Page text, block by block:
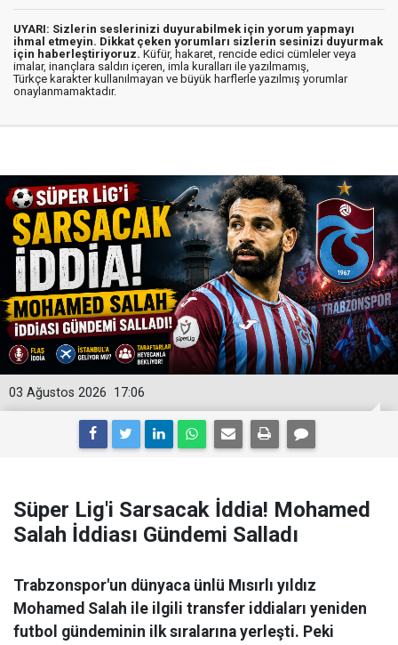
UYARI: Sizlerin seslerinizi duyurabilmek için yorum yapmayı
ihmal etmeyin. Dikkat çeken yorumları sizlerin sesinizi duyurmak
için haberleştiriyoruz. Küfür, hakaret, rencide edici cümleler veya
imalar, inançlara saldırı içeren, imla kuralları ile yazılmamış,
Türkçe karakter kullanılmayan ve büyük harflerle yazılmış yorumlar
onaylanmamaktadır.
17:06
03 Ağustos 2026
Süper Lig'i Sarsacak İddia! Mohamed
Salah İddiası Gündemi Salladı
Trabzonspor'un dünyaca ünlü Mısırlı yıldız
Mohamed Salah ile ilgili transfer iddiaları yeniden
futbol gündeminin ilk sıralarına yerleşti. Peki